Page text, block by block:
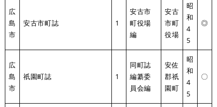
広
島
市
安古市町誌 1
安古市
町役場
編
安古
市町
役場
昭
和
4
5
◎
広
島
市
祇園町誌 1
同町誌
編纂委
員会編
安佐
郡祇
園町
昭
和
4
5
〇